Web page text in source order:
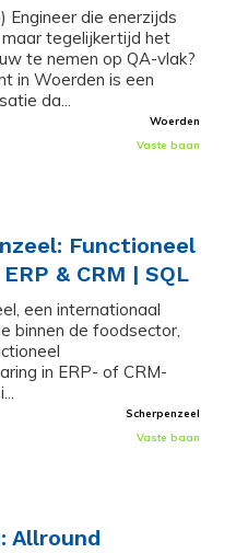
Engineer die enerzijds
tegelijkertijd het
te nemen op QA-vlak?
in Woerden is een
da...
Woerden
Vaste baan
Functioneel
& CRM | SQL
een internationaal
binnen de foodsector,
in ERP- of CRM-
Scherpenzeel
Vaste baan
Allround